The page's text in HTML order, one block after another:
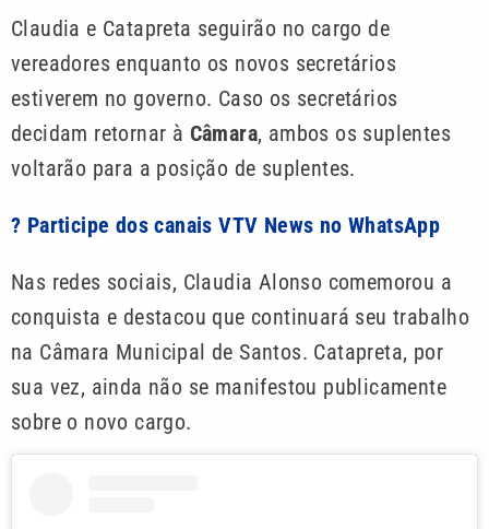
Claudia e Catapreta seguirão no cargo de
vereadores enquanto os novos secretários
estiverem no governo. Caso os secretários
decidam retornar à Câmara, ambos os suplentes
voltarão para a posição de suplentes.
? Participe dos canais VTV News no WhatsApp
Nas redes sociais, Claudia Alonso comemorou a
conquista e destacou que continuará seu trabalho
na Câmara Municipal de Santos. Catapreta, por
sua vez, ainda não se manifestou publicamente
sobre o novo cargo.